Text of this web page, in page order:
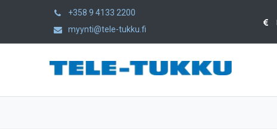
+358 9 4133 2200
myynti@tele-tukku.fi